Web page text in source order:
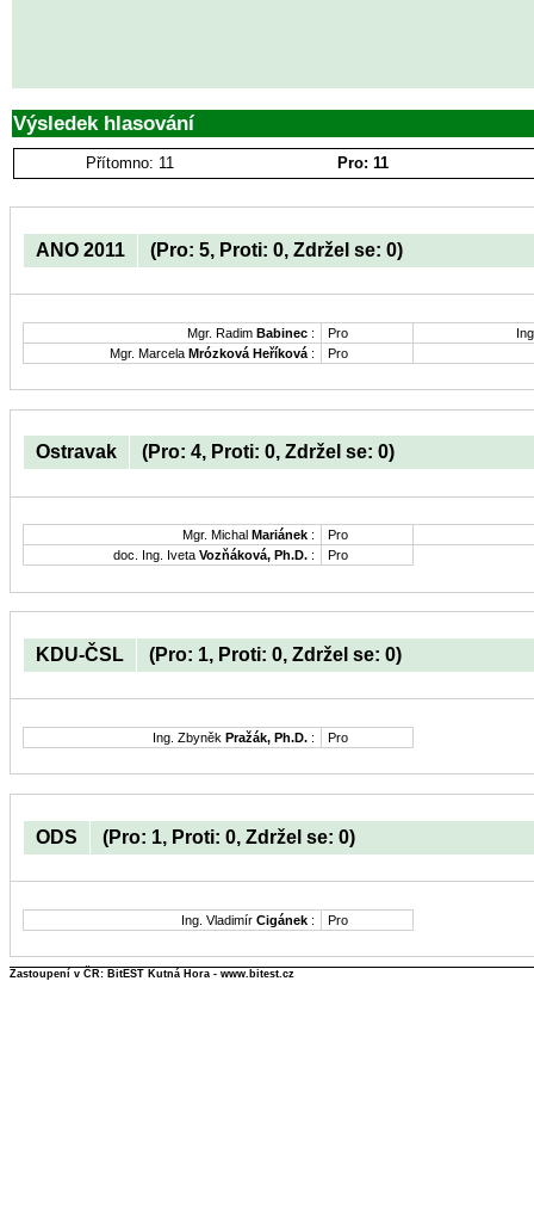
Výsledek hlasování
Přítomno: 11 Pro: 11
ANO 2011 (Pro: 5, Proti: 0, Zdržel se: 0)
Mgr. Radim Babinec : Pro
Mgr. Marcela Mrózková Heříková : Pro
Ostravak (Pro: 4, Proti: 0, Zdržel se: 0)
Mgr. Michal Mariánek :
Pro
doc. Ing. Iveta Vozňáková, Ph.D. : Pro
KDU-ČSL (Pro: 1, Proti: 0, Zdržel se: 0)
Ing. Zbyněk Pražák, Ph.D. : Pro
ODS (Pro: 1, Proti: 0, Zdržel se: 0)
Ing. Vladimír Cigánek : Pro
Zastoupení v ČR: BitEST Kutná Hora - www.bitest.cz